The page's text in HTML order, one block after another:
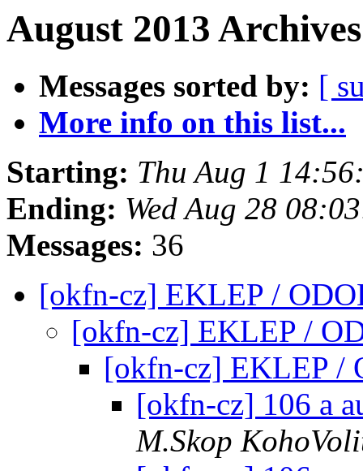
August 2013
Messages sorted by: [
More info on this list...
Starting: Thu Aug 1
Ending: Wed Aug 28
Messages: 36
[okfn-cz] EKLEP /
[okfn-cz] EKLEP /
[okfn-cz] EKLEP /
[okfn-cz] 106 a
M.Skop